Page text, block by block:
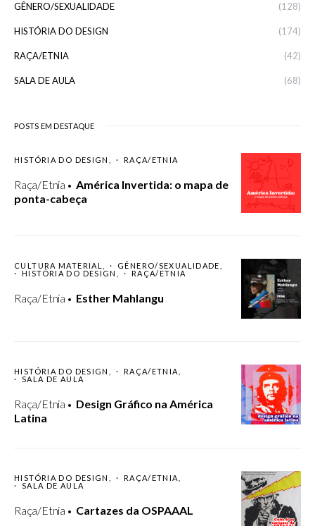
GÊNERO/SEXUALIDADE (128)
HISTÓRIA DO DESIGN (174)
RAÇA/ETNIA (42)
SALA DE AULA (68)
POSTS EM DESTAQUE
HISTÓRIA DO DESIGN RAÇA/ETNIA
Raça/Etnia
América Invertida: o mapa de
ponta-cabeça
CULTURA MATERIAL
GÊNERO/SEXUALIDADE
HISTÓRIA DO DESIGN
RAÇA/ETNIA
Raça/Etnia Esther Mahlangu
HISTÓRIA DO DESIGN
RAÇA/ETNIA
SALA DE AULA
Raça/Etnia
Design Gráfico na América
Latina
HISTÓRIA DO DESIGN
RAÇA/ETNIA
SALA DE AULA
Raça/Etnia Cartazes da OSPAAAL